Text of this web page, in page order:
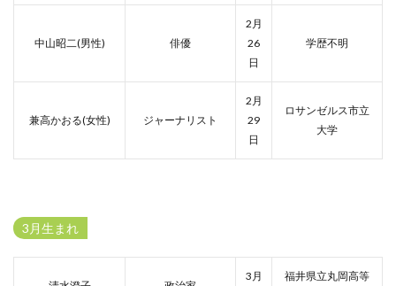
中山昭二(男性) 俳優
2月
26
日
学歴不明
兼高かおる(女性) ジャーナリスト
2月
29
日
ロサンゼルス市立
大学
3月生まれ
3月 福井県立丸岡高等